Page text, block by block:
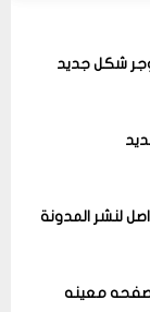
شكل جديد
لنشر المدونة
صفحه معينه